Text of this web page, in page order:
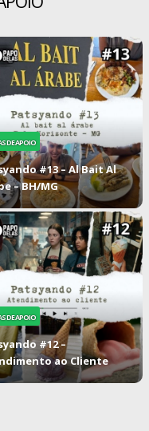
DE APOIO
#13 – Al Bait Al
– BH/MG
DE APOIO
#12 –
ao Cliente